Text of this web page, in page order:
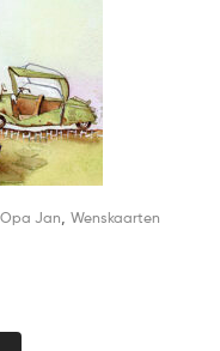
Jan Wenskaarten